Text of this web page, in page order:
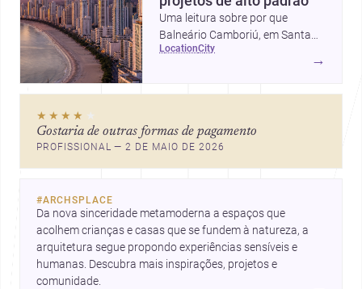
Uma leitura sobre por que
Balneário Camboriú, em Santa
Catarina, virou referência em
location city
→
★★★★ ★
Gostaria de outras formas de pagamento
PROFISSIONAL — 2 DE MAIO DE 2026
#ARCHSPLACE
Da nova sinceridade metamoderna a espaços que
acolhem crianças e casas que se fundem à natureza, a
arquitetura segue propondo experiências sensíveis e
humanas. Descubra mais inspirações, projetos e
comunidade.